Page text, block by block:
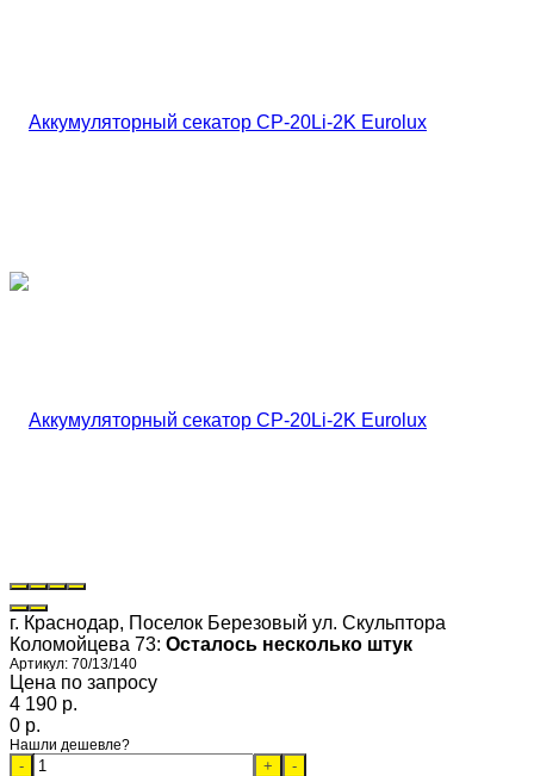
г. Краснодар, Поселок Березовый ул. Скульптора
Коломойцева 73: Осталось несколько штук
Артикул: 70/13/140
Цена по запросу
4 190 p.
0 p.
Нашли дешевле?
- +
-